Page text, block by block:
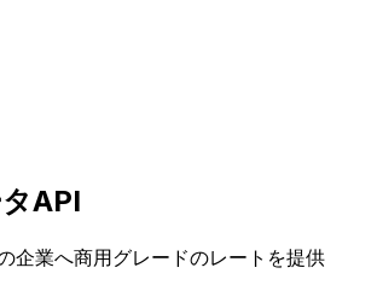
API
企業へ商用グレードのレートを提供